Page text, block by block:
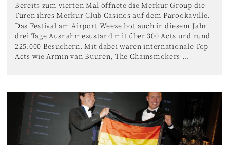
Bereits zum vierten Mal öffnete die Merkur Group die
Türen ihres Merkur Club Casinos auf dem Parookaville.
Das Festival am Airport Weeze bot auch in diesem Jahr
drei Tage Ausnahmezustand mit über 300 Acts und rund
225.000 Besuchern. Mit dabei waren internationale Top-
Acts wie Armin van Buuren, The Chainsmokers ...